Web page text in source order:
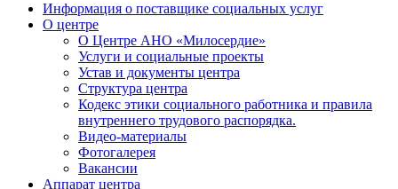
Информация о поставщике социальных услуг
О центре
О Центре АНО «Милосердие»
Услуги и социальные проекты
Устав и документы центра
Структура центра
Кодекс этики социального работника и правила
внутреннего трудового распорядка.
Видео-материалы
Фотогалерея
Вакансии
Аппарат центра